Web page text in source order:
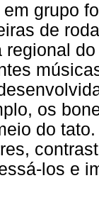
grupo
de
os
do
los e